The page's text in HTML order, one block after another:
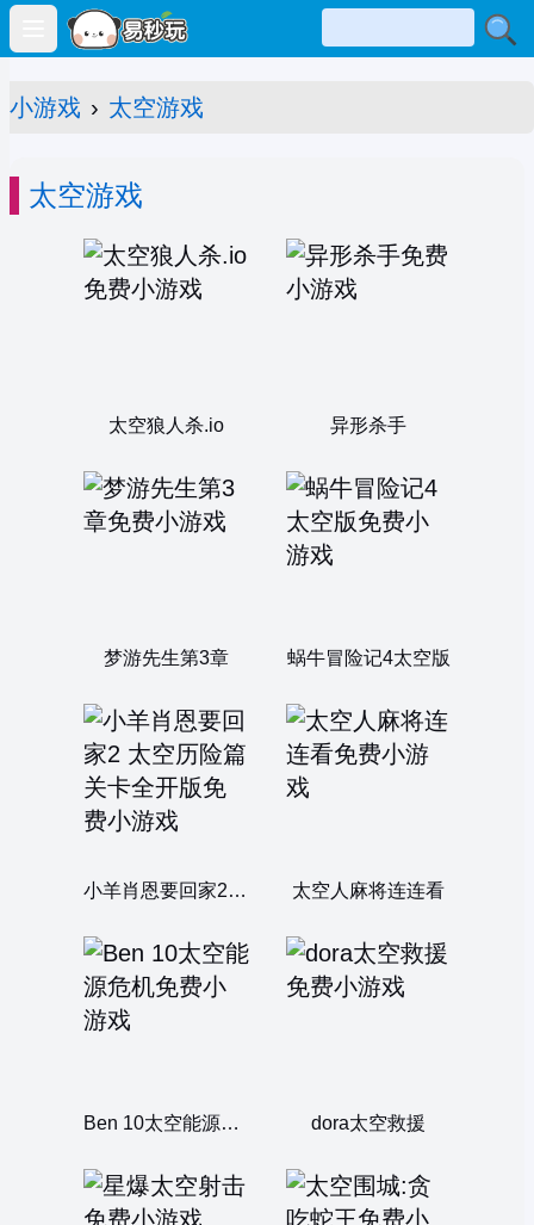
Open main menu
小游戏 › 太空游戏
太空游戏
太空狼人杀.io 异形杀手
梦游先生第3章 蜗牛冒险记4太空版
小羊肖恩要回家2 太空历险篇关卡全开版 太空人麻将连连看
Ben 10太空能源危机 dora太空救援